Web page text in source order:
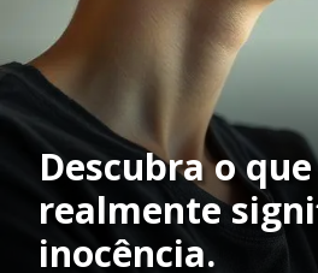
Descubra o que
realmente
inocência.